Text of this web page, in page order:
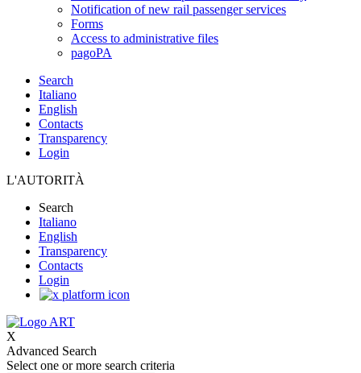
Notification of new rail passenger services
Forms
Access to administrative files
pagoPA
Search
Italiano
English
Contacts
Transparency
Login
L'AUTORITÀ
Search
Italiano
English
Transparency
Contacts
Login
X
Advanced Search
Select one or more search criteria